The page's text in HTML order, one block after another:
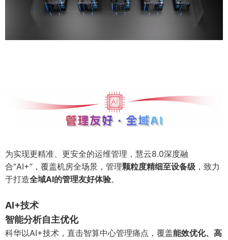
为实现更精准、更安全的运维管理，慧云8.0深度融
合“AI+”，覆盖机房全场景，管理颗粒度精细至设备级 ，致力
于打造全域AI的管理友好体验。
AI+技术
智能分析自主优化
科华以AI+技术，直击智算中心管理痛点，覆盖能效优化、高